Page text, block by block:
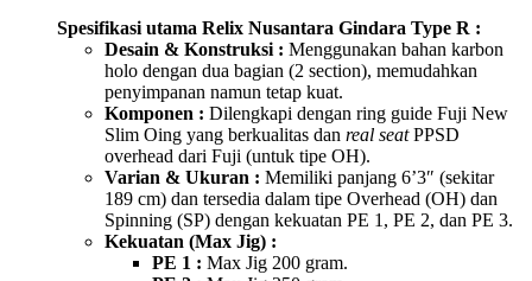
Spesifikasi utama Relix Nusantara Gindara Type R :
Desain & Konstruksi : Menggunakan bahan karbon
holo dengan dua bagian (2 section), memudahkan
penyimpanan namun tetap kuat.
Komponen : Dilengkapi dengan ring guide Fuji New
Slim Oing yang berkualitas dan real seatPPSD
overhead dari Fuji (untuk tipe OH).
Varian & Ukuran : Memiliki panjang 6’3″ (sekitar
189 cm) dan tersedia dalam tipe Overhead (OH) dan
Spinning (SP) dengan kekuatan PE 1, PE 2, dan PE 3.
Kekuatan (Max Jig) :
PE 1 : Max Jig 200 gram.